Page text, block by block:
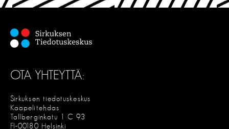
OTA YHTEYTTÄ:
Sirkuksen tiedotuskeskus
Kaapelitehdas
Tallberginkatu 1 C 93
FI-00180 Helsinki